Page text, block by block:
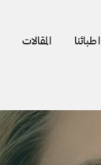
اطبائنا المقالات